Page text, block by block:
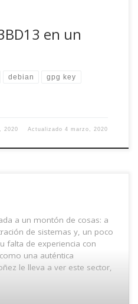
en un
debian gpg key
2020 Actualizado4 marzo, 2020
a un montón de cosas: a
de sistemas y, un poco
falta de experiencia con
una auténtica
le lleva a ver este sector,